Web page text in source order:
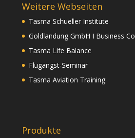
Weitere Webseiten
Tasma Schueller Institute
Goldlandung GmbH I Business
Tasma Life Balance
Flugangst-Seminar
Tasma Aviation Training
Produkte